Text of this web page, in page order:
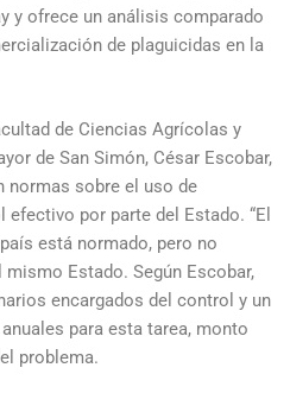
y ofrece un análisis comparado
de plaguicidas en la
de Ciencias Agrícolas y
de San Simón, César Escobar,
normas sobre el uso de
por parte del Estado. “El
está normado, pero no
Estado. Según Escobar,
encargados del control y un
para esta tarea, monto
problema.